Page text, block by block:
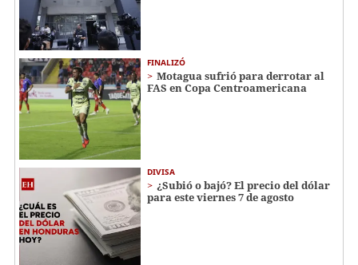
FINALIZÓ
Motagua sufrió para derrotar al
FAS en Copa Centroamericana
DIVISA
¿Subió o bajó? El precio del dólar
para este viernes 7 de agosto